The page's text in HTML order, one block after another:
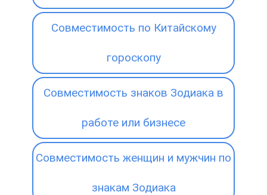
Совместимость по Китайскому
гороскопу
Совместимость знаков Зодиака в
работе или бизнесе
Совместимость женщин и мужчин по
знакам Зодиака